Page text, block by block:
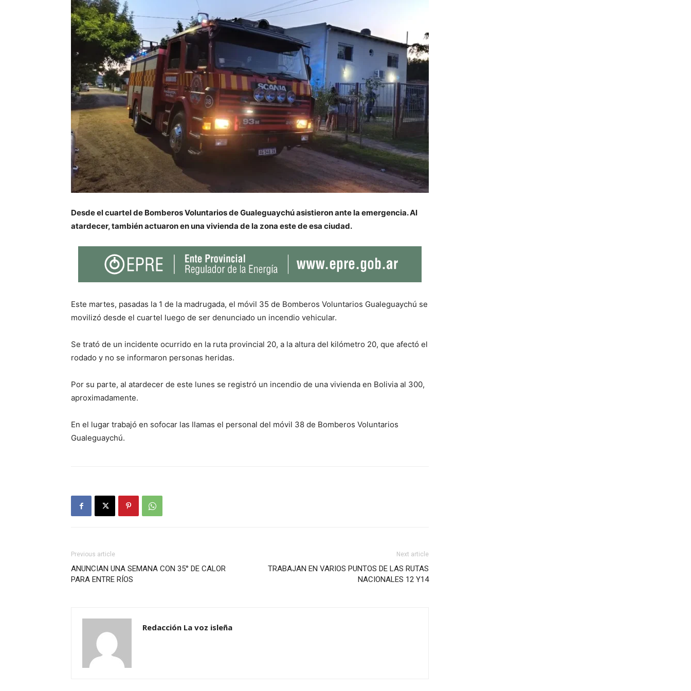
Desde el cuartel de Bomberos Voluntarios de Gualeguaychú asistieron ante la emergencia. Al
atardecer, también actuaron en una vivienda de la zona este de esa ciudad.
Este martes, pasadas la 1 de la madrugada, el móvil 35 de Bomberos Voluntarios Gualeguaychú se
movilizó desde el cuartel luego de ser denunciado un incendio vehicular.
Se trató de un incidente ocurrido en la ruta provincial 20, a la altura del kilómetro 20, que afectó el
rodado y no se informaron personas heridas.
Por su parte, al atardecer de este lunes se registró un incendio de una vivienda en Bolivia al 300,
aproximadamente.
En el lugar trabajó en sofocar las llamas el personal del móvil 38 de Bomberos Voluntarios
Gualeguaychú.
Previous article
ANUNCIAN UNA SEMANA CON 35° DE CALOR
PARA ENTRE RÍOS
Next article
TRABAJAN EN VARIOS PUNTOS DE LAS RUTAS
NACIONALES 12 Y14
Redacción La voz isleña